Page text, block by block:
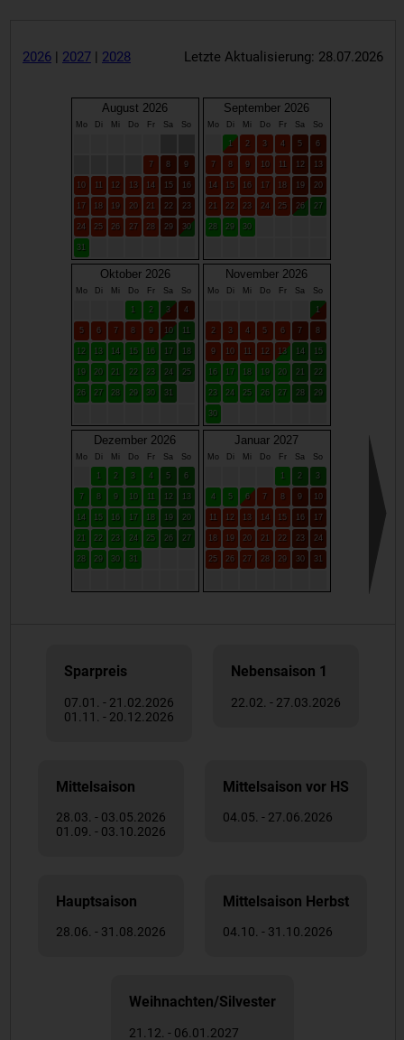
2026| 2027| 2028 Letzte Aktualisierung: 28.07.2026
August 2026
Mo Di Mi Do Fr Sa So
7 8 9
10 12 13 14 15 16
17 18 19 20 21 22 23
24 25 26 27 28 29 30
31
September 2026
Mo Di Mi Do Fr Sa So
1 2 3 4 5 6
7 8 9 10 12 13
14 15 16 17 18 19 20
21 22 23 24 25 26 27
28 29 30
Oktober 2026
Mo Di Mi Do Fr Sa So
2 3 4
5 6 7 8 9 10
12 13 14 15 16 17 18
19 20 21 22 23 24 25
26 27 28 29 30 31
November 2026
Mo Di Mi Do Fr Sa So
1
2 3 4 5 6 7 8
9 10 12 13 14 15
16 17 18 19 20 21 22
23 24 25 26 27 28 29
30
Dezember 2026
Mo Di Mi Do Fr Sa So
2 3 4 5 6
7 8 9 10 12 13
14 15 16 17 18 19 20
21 22 23 24 25 26 27
28 29 30 31
Januar 2027
Mo Di Mi Do Fr Sa So
2 3
4 5 6 7 8 9 10
12 13 14 15 16 17
18 19 20 21 22 23 24
25 26 27 28 29 30 31
Sparpreis
07.01. - 21.02.2026
01.11. - 20.12.2026
Nebensaison 1
22.02. - 27.03.2026
Mittelsaison
28.03. - 03.05.2026
01.09. - 03.10.2026
Mittelsaison vor HS
04.05. - 27.06.2026
Hauptsaison
28.06. - 31.08.2026
Mittelsaison Herbst
04.10. - 31.10.2026
Weihnachten/Silvester
21.12. - 06.01.2027